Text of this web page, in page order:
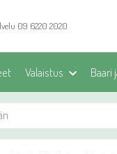
09 6220 2020
Valaistus Baari